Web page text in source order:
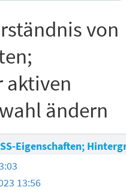
von
aktiven
ändern
Eigenschaften;
13:56